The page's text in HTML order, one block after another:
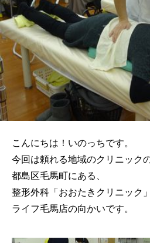
こんにちは！いのっちです。
今回は頼れる地域のクリニック
都島区毛馬町にある、
整形外科「おおたきクリニック」
ライフ毛馬店の向かいです。